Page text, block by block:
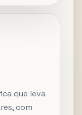
que leva
com